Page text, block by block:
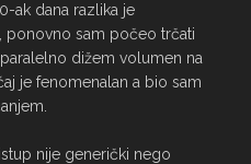
ak dana razlika je
ponovno sam počeo trčati
dižem volumen na
je fenomenalan a bio sam
nije generički nego